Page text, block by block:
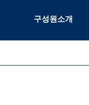
구성원소개